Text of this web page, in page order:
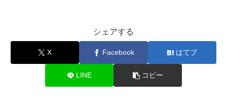
シェアする
X Facebook はてブ
LINE コピー